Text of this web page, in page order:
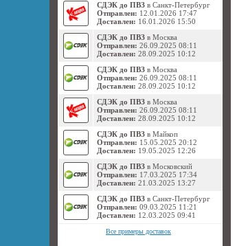
СДЭК до ПВЗ в Санкт-Петербург
Отправлен: 12.01.2026 17:47
Доставлен: 16.01.2026 15:50
СДЭК до ПВЗ в Москва
Отправлен: 26.09.2025 08:11
Доставлен: 28.09.2025 10:12
СДЭК до ПВЗ в Москва
Отправлен: 26.09.2025 08:11
Доставлен: 28.09.2025 10:12
СДЭК до ПВЗ в Москва
Отправлен: 26.09.2025 08:11
Доставлен: 28.09.2025 10:12
СДЭК до ПВЗ в Майкоп
Отправлен: 15.05.2025 20:12
Доставлен: 19.05.2025 12:26
СДЭК до ПВЗ в Московский
Отправлен: 17.03.2025 17:34
Доставлен: 21.03.2025 13:27
СДЭК до ПВЗ в Санкт-Петербург
Отправлен: 09.03.2025 11:21
Доставлен: 12.03.2025 09:41
Все примеры доставок